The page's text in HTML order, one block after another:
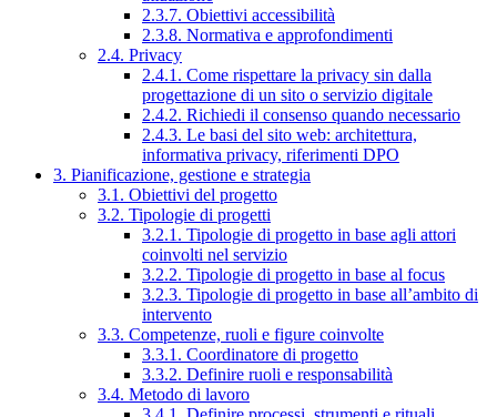
2.3.7. Obiettivi accessibilità
2.3.8. Normativa e approfondimenti
2.4. Privacy
2.4.1. Come rispettare la privacy sin dalla
progettazione di un sito o servizio digitale
2.4.2. Richiedi il consenso quando necessario
2.4.3. Le basi del sito web: architettura,
informativa privacy, riferimenti DPO
3. Pianificazione, gestione e strategia
3.1. Obiettivi del progetto
3.2. Tipologie di progetti
3.2.1. Tipologie di progetto in base agli attori
coinvolti nel servizio
3.2.2. Tipologie di progetto in base al focus
3.2.3. Tipologie di progetto in base all’ambito di
intervento
3.3. Competenze, ruoli e figure coinvolte
3.3.1. Coordinatore di progetto
3.3.2. Definire ruoli e responsabilità
3.4. Metodo di lavoro